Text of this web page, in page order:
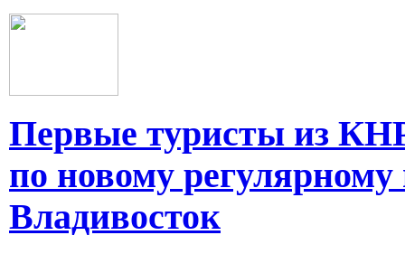
Первые туристы из
по новому
Владивосток